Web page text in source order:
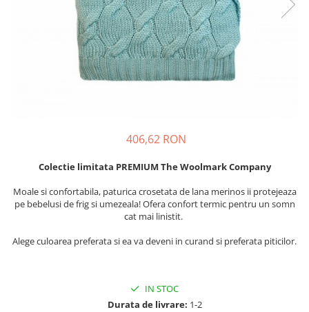
Try It Bibs Denmark
406,62 RON
Colectie limitata PREMIUM The Woolmark Company
Moale si confortabila, paturica crosetata de lana merinos ii protejeaza
pe bebelusi de frig si umezeala! Ofera confort termic pentru un somn
cat mai linistit.
Alege culoarea preferata si ea va deveni in curand si preferata piticilor.
IN STOC
Durata de livrare: 1-2